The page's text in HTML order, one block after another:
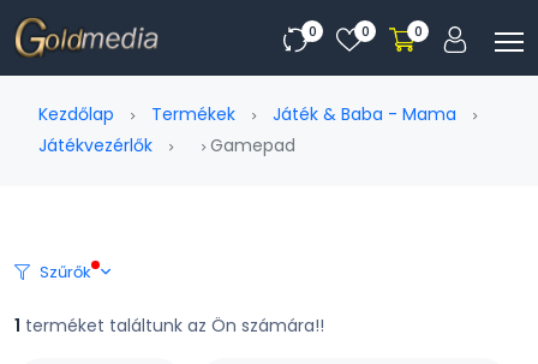
0 0 0
Kezdőlap Termékek
Játék & Baba - Mama
Játékvezérlők
Gamepad
Szűrők
1 terméket találtunk az Ön számára!!